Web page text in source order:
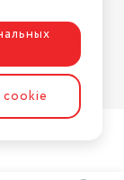
cookie